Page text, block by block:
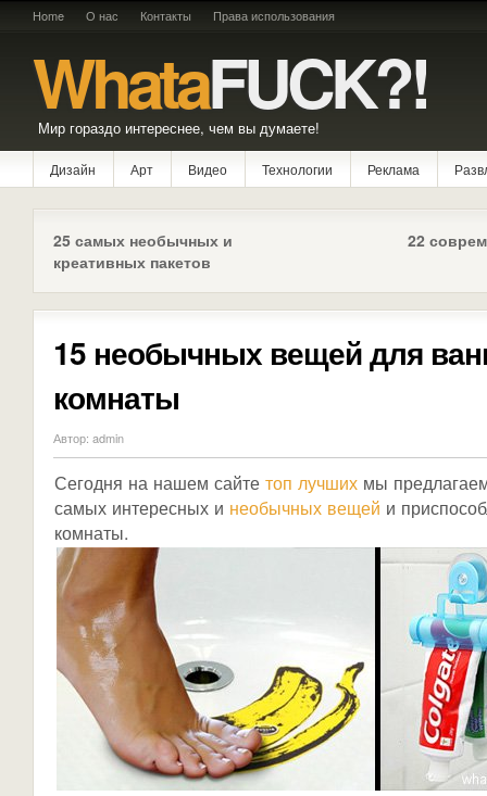
Home О нас Контакты Права использования
WhataFUCK?!
Мир гораздо интереснее, чем вы думаете!
Дизайн Арт Видео Технологии Реклама
22
25 самых необычных и
креативных пакетов
15 необычных вещей для
комнаты
Автор: admin
Сегодня на нашем сайте топ лучших мы
самых интересных и необычных вещей и
комнаты.